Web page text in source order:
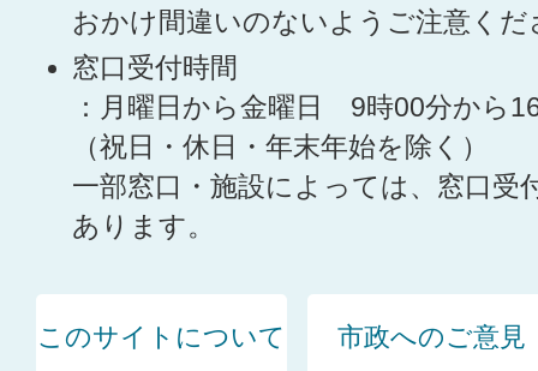
おかけ間違いのないようご注意くだ
窓口受付時間
：月曜日から金曜日 9時00分から
（祝日・休日・年末年始を除く）
一部窓口・施設によっては、窓口受
あります。
このサイトについて 市政へのご意見